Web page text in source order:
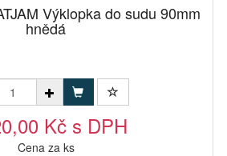
Výklopka do sudu 90mm
hnědá
Kč s DPH
Cena za ks